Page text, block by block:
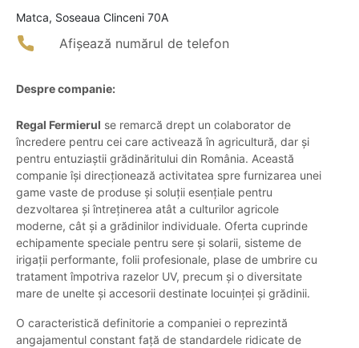
Matca, Soseaua Clinceni 70A
Afișează numărul de telefon
Despre companie:
Regal Fermierul se remarcă drept un colaborator de
încredere pentru cei care activează în agricultură, dar și
pentru entuziaștii grădinăritului din România. Această
companie își direcționează activitatea spre furnizarea unei
game vaste de produse și soluții esențiale pentru
dezvoltarea și întreținerea atât a culturilor agricole
moderne, cât și a grădinilor individuale. Oferta cuprinde
echipamente speciale pentru sere și solarii, sisteme de
irigații performante, folii profesionale, plase de umbrire cu
tratament împotriva razelor UV, precum și o diversitate
mare de unelte și accesorii destinate locuinței și grădinii.
O caracteristică definitorie a companiei o reprezintă
angajamentul constant față de standardele ridicate de